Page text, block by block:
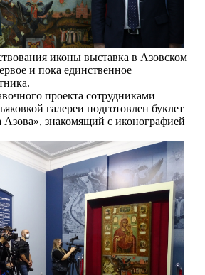
иконы выставка в Азовском
и пока единственное
проекта сотрудниками
галереи подготовлен буклет
Азова», знакомящий с иконографией